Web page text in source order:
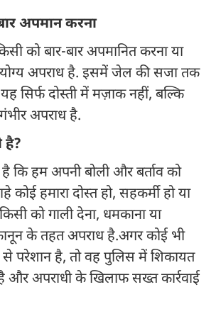
अपमान करना
को बार-बार अपमानित करना या
योग्य अपराध है. इसमें जेल की सजा तक
सिर्फ दोस्ती में मज़ाक नहीं, बल्कि
अपराध है.
है?
हम अपनी बोली और बर्ताव को
कोई हमारा दोस्त हो, सहकर्मी हो या
को गाली देना, धमकाना या
के तहत अपराध है.अगर कोई भी
से परेशान है, तो वह पुलिस में शिकायत
और अपराधी के खिलाफ सख्त कार्रवाई